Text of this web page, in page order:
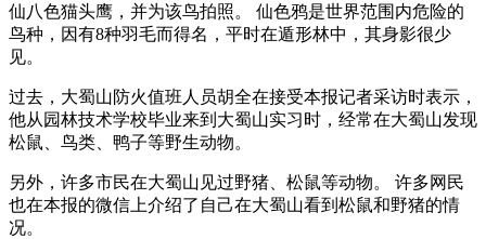
仙八色猫头鹰，并为该鸟拍照。 仙色鸦是世界范围内危险的
鸟种，因有8种羽毛而得名，平时在遁形林中，其身影很少
见。
过去，大蜀山防火值班人员胡全在接受本报记者采访时表示，
他从园林技术学校毕业来到大蜀山实习时，经常在大蜀山发现
松鼠、鸟类、鸭子等野生动物。
另外，许多市民在大蜀山见过野猪、松鼠等动物。 许多网民
也在本报的微信上介绍了自己在大蜀山看到松鼠和野猪的情
况。